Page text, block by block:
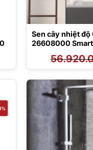
₫.
Sen cây nhiệt
26608000